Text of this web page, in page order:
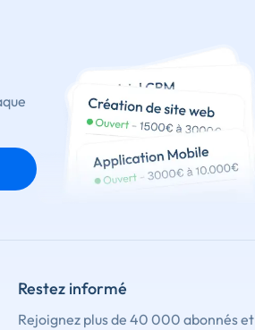
Restez informé
Rejoignez plus de 40 000 abonnés et